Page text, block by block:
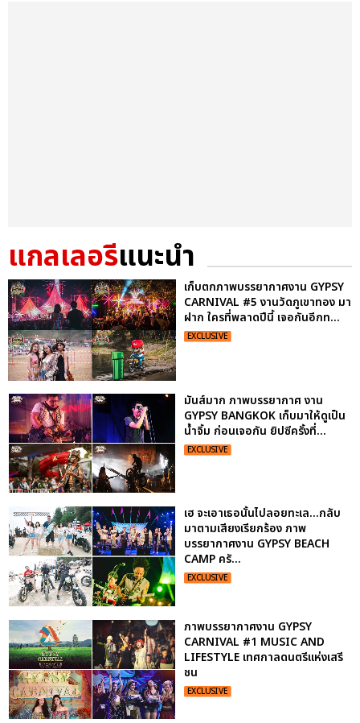
แกลเลอรีแนะนำ
เก็บตกภาพบรรยากาศงาน GYPSY
CARNIVAL #5 งานวัดภูเขาทอง มา
ฝาก ใครที่พลาดปีนี้ เจอกันอีกท...
EXCLUSIVE
มันส์มาก ภาพบรรยากาศ งาน
GYPSY BANGKOK เก็บมาให้ดูเป็น
น้ำจิ้ม ก่อนเจอกัน ยิปซีครั้งที่...
EXCLUSIVE
เฮ จะเอาเธอนั้นไปลอยทะเล...กลับ
มาตามเสียงเรียกร้อง ภาพ
บรรยากาศงาน GYPSY BEACH
CAMP ครั...
EXCLUSIVE
ภาพบรรยากาศงาน GYPSY
CARNIVAL #1 MUSIC AND
LIFESTYLE เทศกาลดนตรีแห่งเสรี
ชน
EXCLUSIVE